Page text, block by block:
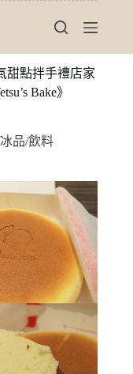
甜點拌手禮店家
Bake》
品/飲料